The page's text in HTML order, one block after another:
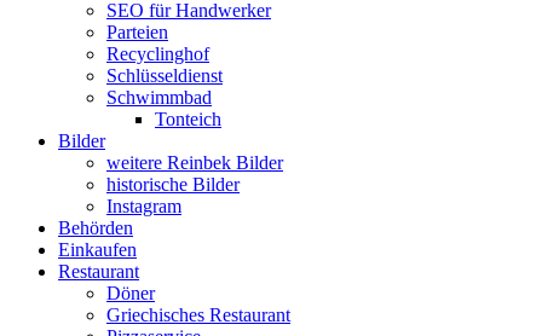
SEO für Handwerker
Parteien
Recyclinghof
Schlüsseldienst
Schwimmbad
Tonteich
Bilder
weitere Reinbek Bilder
historische Bilder
Instagram
Behörden
Einkaufen
Restaurant
Döner
Griechisches Restaurant